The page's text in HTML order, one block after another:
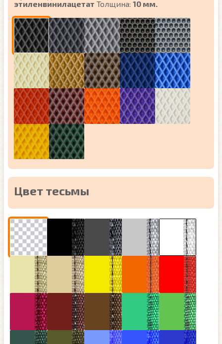
этиленвинилацетат Толщина: 10 мм.
Цвет тесьмы